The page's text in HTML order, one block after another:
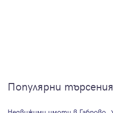
Популярни търсения